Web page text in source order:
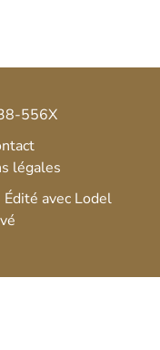
556X
légales
Édité avec Lodel